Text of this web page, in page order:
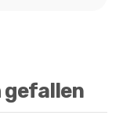
gefallen